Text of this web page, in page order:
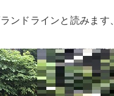
ンドラインと読みま